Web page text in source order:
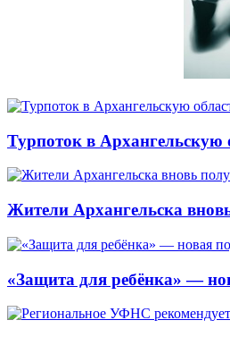
Турпоток в Архангельскую
Жители Архангельска
«Защита для ребёнка» —